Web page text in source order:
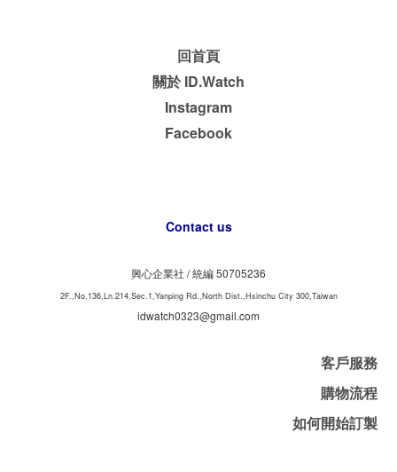
回首頁
關於 ID.Watch
Instagram
Facebook
Contact us
興心企業社 /統編 50705236
2F.,No.136,Ln.214,Sec.1,Yanping Rd.,North Dist.,Hsinchu City 300,Taiwan
idwatch0323@gmail.com
客戶服務
購物流程
如何開始訂製